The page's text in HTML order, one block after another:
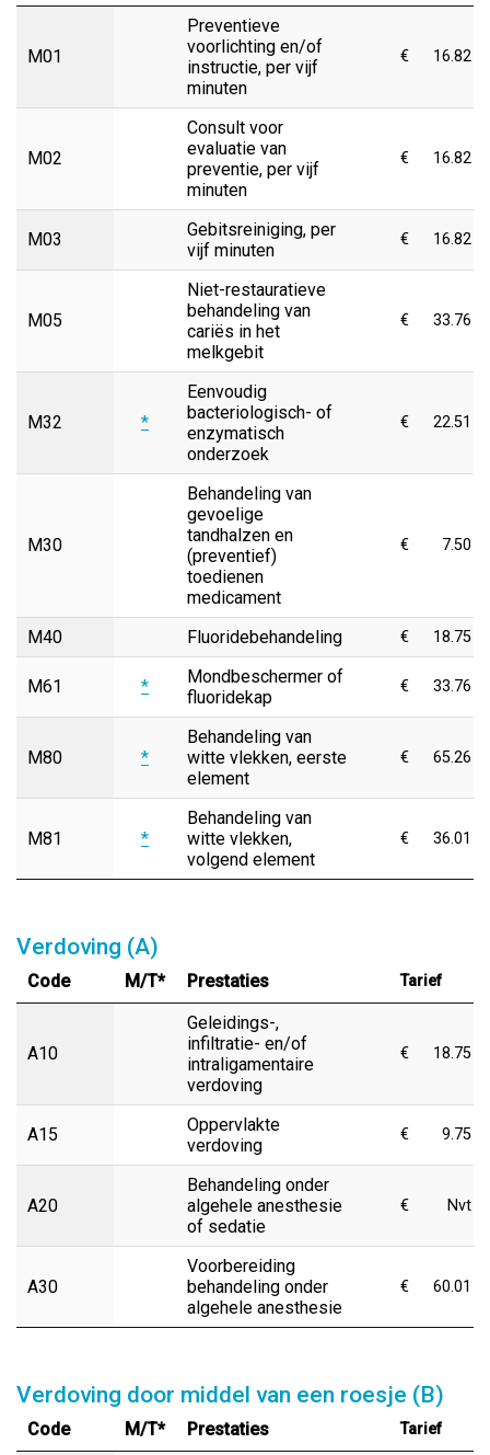
M01
Preventieve
voorlichting en/of
instructie, per vijf
minuten
€ 16.82
M02
Consult voor
evaluatie van
preventie, per vijf
minuten
€ 16.82
M03
Gebitsreiniging, per
vijf minuten
€ 16.82
M05
Niet-restauratieve
behandeling van
cariës in het
melkgebit
€ 33.76
M32 *
Eenvoudig
bacteriologisch- of
enzymatisch
onderzoek
€ 22.51
M30
Behandeling van
gevoelige
tandhalzen en
(preventief)
toedienen
medicament
€ 7.50
M40 Fluoridebehandeling € 18.75
M61 *
Mondbeschermer of
fluoridekap
€ 33.76
M80 *
Behandeling van
witte vlekken, eerste
element
€ 65.26
M81 *
Behandeling van
witte vlekken,
volgend element
€ 36.01
Verdoving (A)
Code M/T* Prestaties Tarief
A10
Geleidings-,
infiltratie- en/of
intraligamentaire
verdoving
€ 18.75
A15
Oppervlakte
verdoving
€ 9.75
A20
Behandeling onder
algehele anesthesie
of sedatie
€ Nvt
A30
Voorbereiding
behandeling onder
algehele anesthesie
€ 60.01
Verdoving door middel van een roesje (B)
Code M/T* Prestaties Tarief